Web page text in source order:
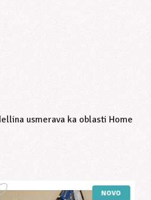
usmerava ka oblasti Home
NOVO